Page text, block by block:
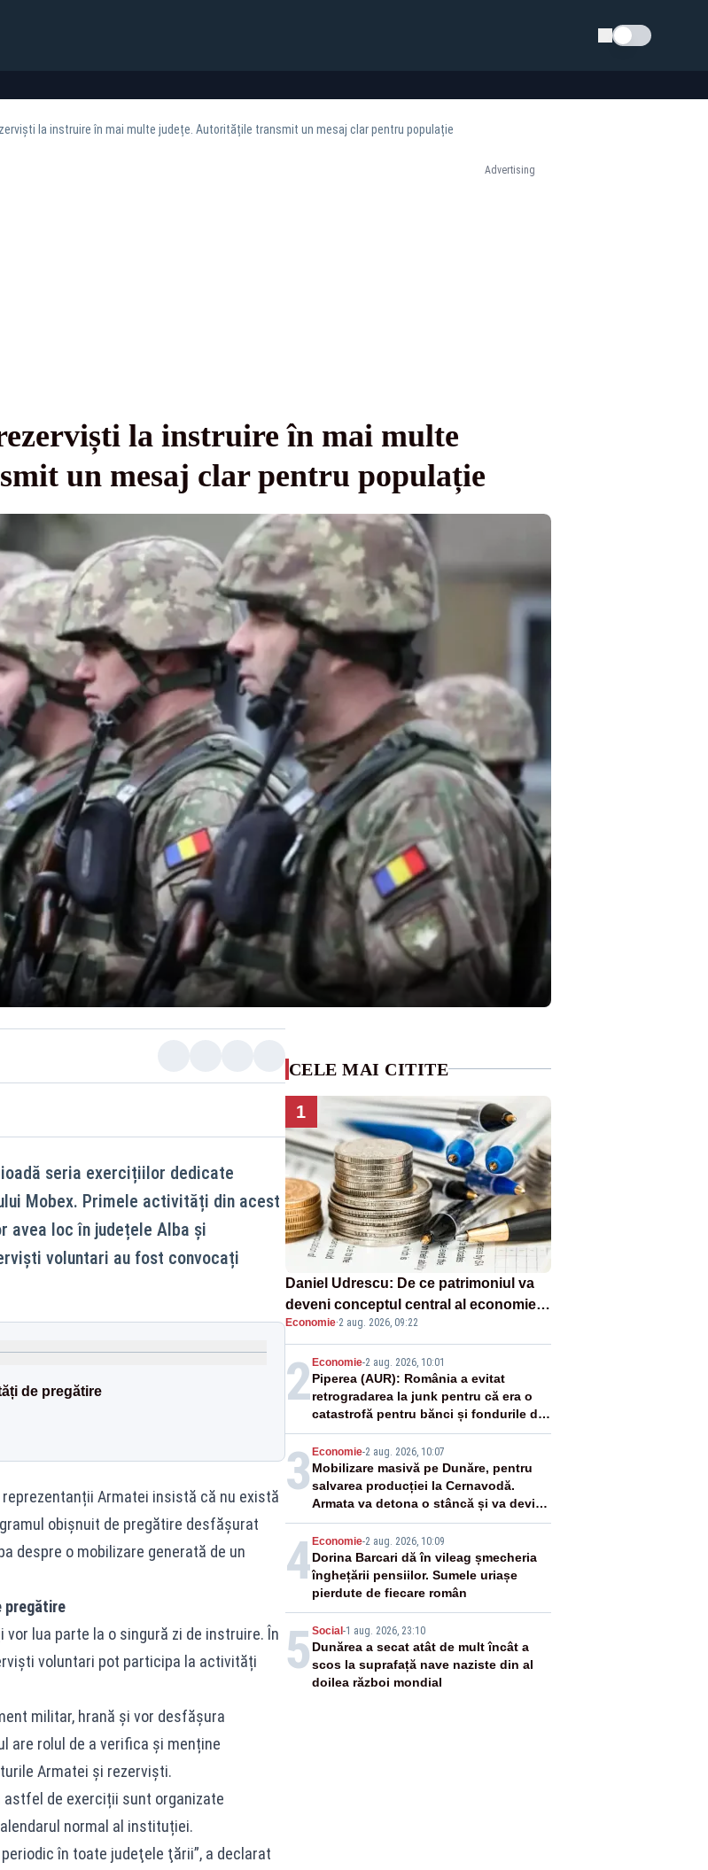
Schimba tema
la instruire în mai multe județe. Autoritățile transmit un mesaj clar pentru populație
Advertising
la instruire în mai multe
un mesaj clar pentru populație
seria exercițiilor dedicate
Mobex. Primele activități din acest
avea loc în județele Alba și
voluntari au fost convocați
de pregătire
Armatei insistă că nu există
obișnuit de pregătire desfășurat
despre o mobilizare generată de un
pregătire
lua parte la o singură zi de instruire. În
voluntari pot participa la activități
militar, hrană și vor desfășura
are rolul de a verifica și menține
Armatei și rezerviști.
de exerciții sunt organizate
normal al instituției.
în toate judeţele ţării”, a declarat
CELE MAI CITITE
1
Daniel Udrescu: De ce patrimoniul va
deveni conceptul central al economiei
viitoare?
Economie·2 aug. 2026, 09:22
2Economie-2 aug. 2026, 10:01
Piperea (AUR): România a evitat
retrogradarea la junk pentru că era o
catastrofă pentru bănci și fondurile de
pensii
3 Economie-2 aug. 2026, 10:07
Mobilizare masivă pe Dunăre, pentru
salvarea producției la Cernavodă.
Armata va detona o stâncă și va devia
apa fluviului - IMAGINI AERIENE
4Economie-2 aug. 2026, 10:09
Dorina Barcari dă în vileag șmecheria
înghețării pensiilor. Sumele uriașe
pierdute de fiecare român
5 Social-1 aug. 2026, 23:10
Dunărea a secat atât de mult încât a
scos la suprafață nave naziste din al
doilea război mondial